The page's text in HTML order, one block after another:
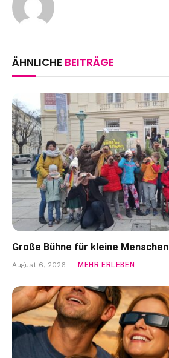
ÄHNLICHE BEITRÄGE
Große Bühne für kleine Menschen
August 6, 2026 MEHR ERLEBEN